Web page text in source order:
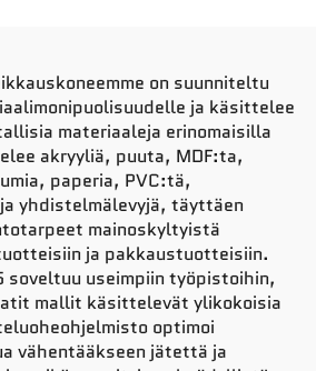
on suunniteltu
ja käsittelee
materiaaleja erinomaisilla
akryyliä, puuta, MDF:ta,
paperia, PVC:tä,
yhdistelmälevyjä, täyttäen
mainoskyltyistä
ja pakkaustuotteisiin.
soveltuu useimpiin työpistoihin,
mallit käsittelevät ylikokoisia
optimoi
vähentääkseen jätettä ja